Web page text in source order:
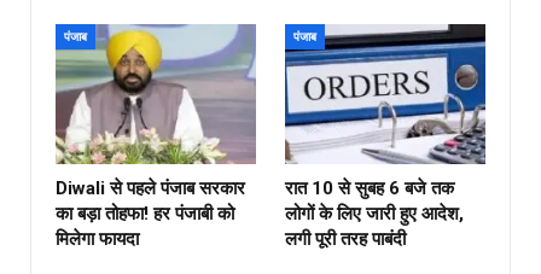
पंजाब
Diwali से पहले पंजाब सरकार
का बड़ा तोहफा! हर पंजाबी को
मिलेगा फायदा
पंजाब
रात 10 से सुबह 6 बजे तक
लोगों के लिए जारी हुए आदेश,
लगी पूरी तरह पाबंदी